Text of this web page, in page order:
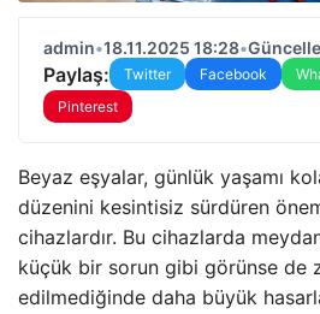
admin•18.11.2025 18:28•
Paylaş: Twitter Facebook
Pinterest
Beyaz eşyalar, günlük yaşamı
düzenini kesintisiz sürdüren
cihazlardır. Bu cihazlarda
küçük bir sorun gibi görünse de
edilmediğinde daha büyük